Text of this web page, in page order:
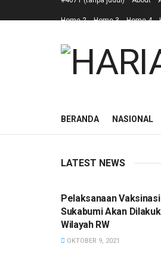
Home 2 Home 3 Home 4
BERANDA NASIONAL
LATEST NEWS
Pelaksanaan
Sukabumi Akan
Wilayah RW
OKTOBER 9, 2021